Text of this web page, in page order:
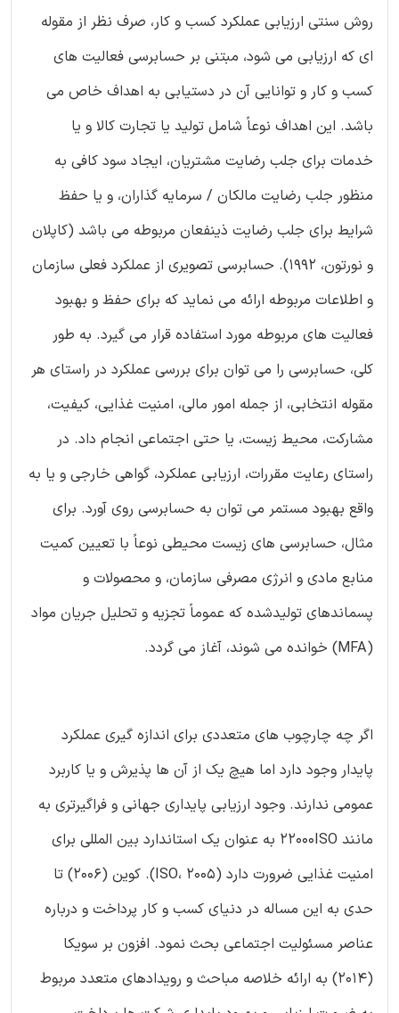
روش سنتی ارزیابی عملکرد کسب و کار، صرف نظر از مقوله
ای که ارزیابی می شود، مبتنی بر حسابرسی فعالیت های
کسب و کار و توانایی آن در دستیابی به اهداف خاص می
باشد. این اهداف نوعاً شامل تولید یا تجارت کالا و یا
خدمات برای جلب رضایت مشتریان، ایجاد سود کافی به
منظور جلب رضایت مالکان / سرمایه گذاران، و یا حفظ
شرایط برای جلب رضایت ذینفعان مربوطه می باشد (کاپلان
و نورتون، 1992). حسابرسی تصویری از عملکرد فعلی سازمان
و اطلاعات مربوطه ارائه می نماید که برای حفظ و بهبود
فعالیت های مربوطه مورد استفاده قرار می گیرد. به طور
کلی، حسابرسی را می توان برای بررسی عملکرد در راستای هر
مقوله انتخابی، از جمله امور مالی، امنیت غذایی، کیفیت،
مشارکت، محیط زیست، یا حتی اجتماعی انجام داد. در
راستای رعایت مقررات، ارزیابی عملکرد، گواهی خارجی و یا به
واقع بهبود مستمر می توان به حسابرسی روی آورد. برای
مثال، حسابرسی های زیست محیطی نوعاً با تعیین کمیت
منابع مادی و انرژی مصرفی سازمان، و محصولات و
پسماندهای تولیدشده که عموماً تجزیه و تحلیل جریان مواد
(MFA) خوانده می شوند، آغاز می گردد.
اگر چه چارچوب های متعددی برای اندازه گیری عملکرد
پایدار وجود دارد اما هیچ یک از آن ها پذیرش و یا کاربرد
عمومی ندارند. وجود ارزیابی پایداری جهانی و فراگیرتری به
مانند 22000ISO به عنوان یک استاندارد بین المللی برای
امنیت غذایی ضرورت دارد (ISO، 2005). کوین (2006) تا
حدی به این مساله در دنیای کسب و کار پرداخت و درباره
عناصر مسئولیت اجتماعی بحث نمود. افزون بر سویکا
(2014) به ارائه خلاصه مباحث و رویدادهای متعدد مربوط